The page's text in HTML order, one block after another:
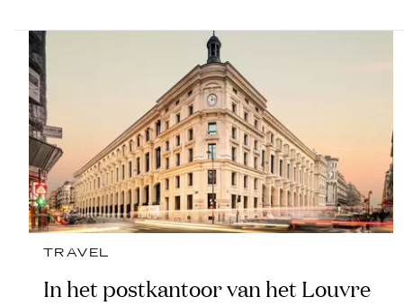
TRAVEL
In het postkantoor van het Louvre